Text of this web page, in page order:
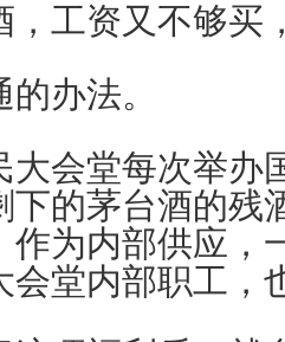
，工资又不够买
办法。
大会堂每次举办
下的茅台酒的残
作为内部供应，
会堂内部职工，